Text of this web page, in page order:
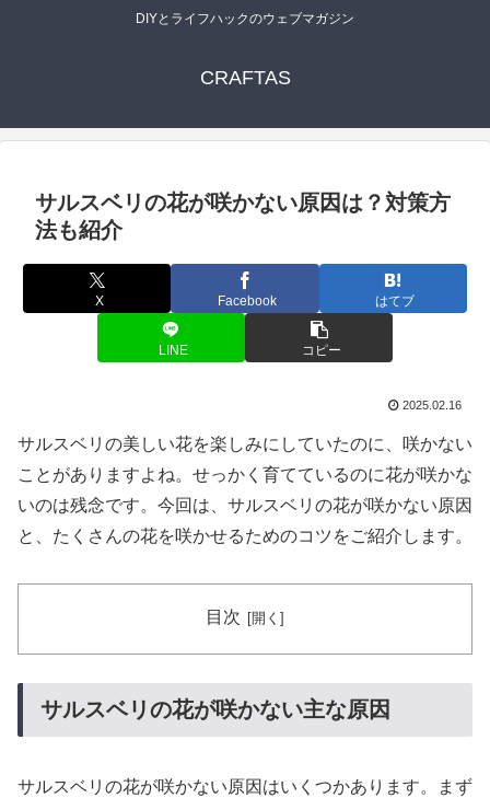
DIYとライフハックのウェブマガジン
CRAFTAS
サルスベリの花が咲かない原因は？対策方
法も紹介
X Facebook はてブ
LINE コピー
2025.02.16
サルスベリの美しい花を楽しみにしていたのに、咲かない
ことがありますよね。せっかく育てているのに花が咲かな
いのは残念です。今回は、サルスベリの花が咲かない原因
と、たくさんの花を咲かせるためのコツをご紹介します。
目次
サルスベリの花が咲かない主な原因
サルスベリの花が咲かない原因はいくつかあります。まず